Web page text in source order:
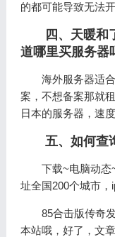
的都可能导致无法
四、天暖和
道哪里买服务器
海外服务器适
案，不想备案那就
日本的服务器，速度
五、如何查
下载~电脑动态
址全国200个城市，
85合击版传奇
本站哦，好了，文